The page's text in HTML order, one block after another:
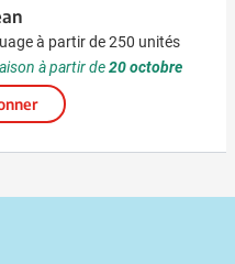
à partir de 250 unités
à partir de20 octobre